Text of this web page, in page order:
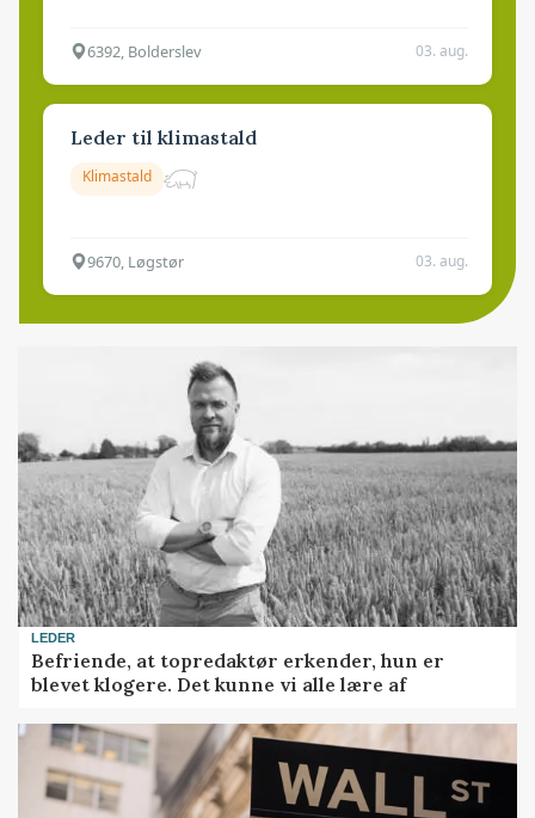
6392, Bolderslev 03. aug.
Leder til klimastald
Klimastald
9670, Løgstør 03. aug.
LEDER
Befriende, at topredaktør erkender, hun er
blevet klogere. Det kunne vi alle lære af